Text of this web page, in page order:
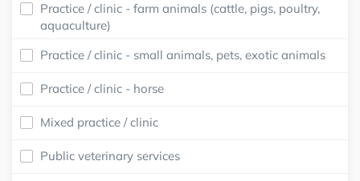
Practice / clinic - farm animals (cattle, pigs, poultry,
aquaculture)
Practice / clinic - small animals, pets, exotic animals
Practice / clinic - horse
Mixed practice / clinic
Public veterinary services